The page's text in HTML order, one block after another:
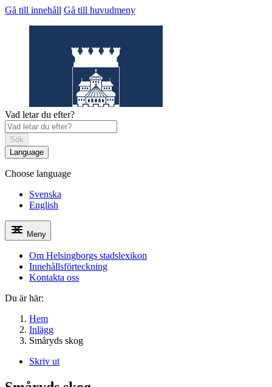
Gå till innehåll Gå till huvudmeny
Helsingborgs stadslexikon
Vad letar du efter?
Sök
Language
Choose language
Svenska
English
Meny
Om Helsingborgs stadslexikon
Innehållsförteckning
Kontakta oss
Du är här:
Hem
Inlägg
Småryds skog
Skriv ut